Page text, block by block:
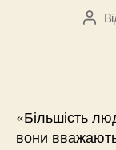
«Більшість
вони